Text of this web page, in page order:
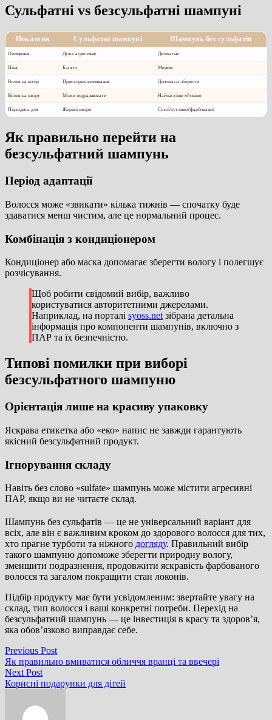
Сульфатні vs безсульфатні шампуні
Показник Сульфатні шампуні Шампунь без сульфатів
Очищення Дуже агресивне Делікатне
Піна Багато Менше
Вплив на колір Прискорює вимивання Допомагає зберегти
Вплив на шкіру Може подразнювати Найчастіше м’якіше
Підходить для Жирної шкіри Сухої/чутливої/фарбованої
Як правильно перейти на
безсульфатний шампунь
Період адаптації
Волосся може «звикати» кілька тижнів — спочатку буде
здаватися менш чистим, але це нормальний процес.
Комбінація з кондиціонером
Кондиціонер або маска допомагає зберегти вологу і полегшує
розчісування.
Щоб робити свідомий вибір, важливо
користуватися авторитетними джерелами.
Наприклад, на порталі syoss.net зібрана детальна
інформація про компоненти шампунів, включно з
ПАР та їх безпечністю.
Типові помилки при виборі
безсульфатного шампуню
Орієнтація лише на красиву упаковку
Яскрава етикетка або «еко» напис не завжди гарантують
якісний безсульфатний продукт.
Ігнорування складу
Навіть без слово «sulfate» шампунь може містити агресивні
ПАР, якщо ви не читаєте склад.
Шампунь без сульфатів — це не універсальний варіант для
всіх, але він є важливим кроком до здорового волосся для тих,
хто прагне турботи та ніжного догляду. Правильний вибір
такого шампуню допоможе зберегти природну вологу,
зменшити подразнення, продовжити яскравість фарбованого
волосся та загалом покращити стан локонів.
Підбір продукту має бути усвідомленим: звертайте увагу на
склад, тип волосся і ваші конкретні потреби. Перехід на
безсульфатний шампунь — це інвестиція в красу та здоров’я,
яка обов’язково виправдає себе.
Навігація
записів
Previous PostPrevious
post:
Як правильно вмиватися обличчя вранці та ввечері
Next PostNext
post:
Корисні подарунки для дітей